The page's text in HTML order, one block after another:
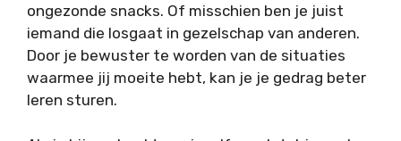
ongezonde snacks. Of misschien ben je juist
iemand die losgaat in gezelschap van anderen.
Door je bewuster te worden van de situaties
waarmee jij moeite hebt, kan je je gedrag beter
leren sturen.